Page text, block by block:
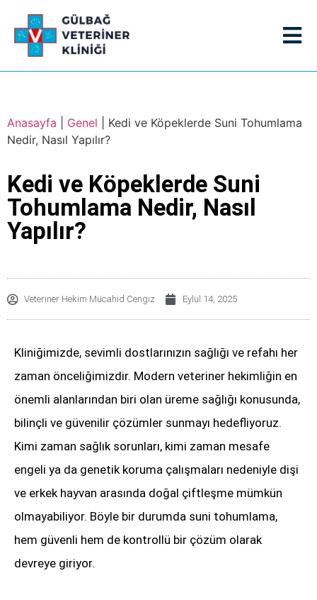
Anasayfa Genel
Kedi ve Köpeklerde Suni Tohumlama
Nedir, Nasıl Yapılır?
Kedi ve Köpeklerde Suni
Tohumlama Nedir, Nasıl
Yapılır?
Veteriner Hekim Mücahid Cengiz Eylül 14, 2025
Kliniğimizde, sevimli dostlarınızın sağlığı ve refahı her
zaman önceliğimizdir. Modern veteriner hekimliğin en
önemli alanlarından biri olan üreme sağlığı konusunda,
bilinçli ve güvenilir çözümler sunmayı hedefliyoruz.
Kimi zaman sağlık sorunları, kimi zaman mesafe
engeli ya da genetik koruma çalışmaları nedeniyle dişi
ve erkek hayvan arasında doğal çiftleşme mümkün
olmayabiliyor. Böyle bir durumda suni tohumlama,
hem güvenli hem de kontrollü bir çözüm olarak
devreye giriyor.